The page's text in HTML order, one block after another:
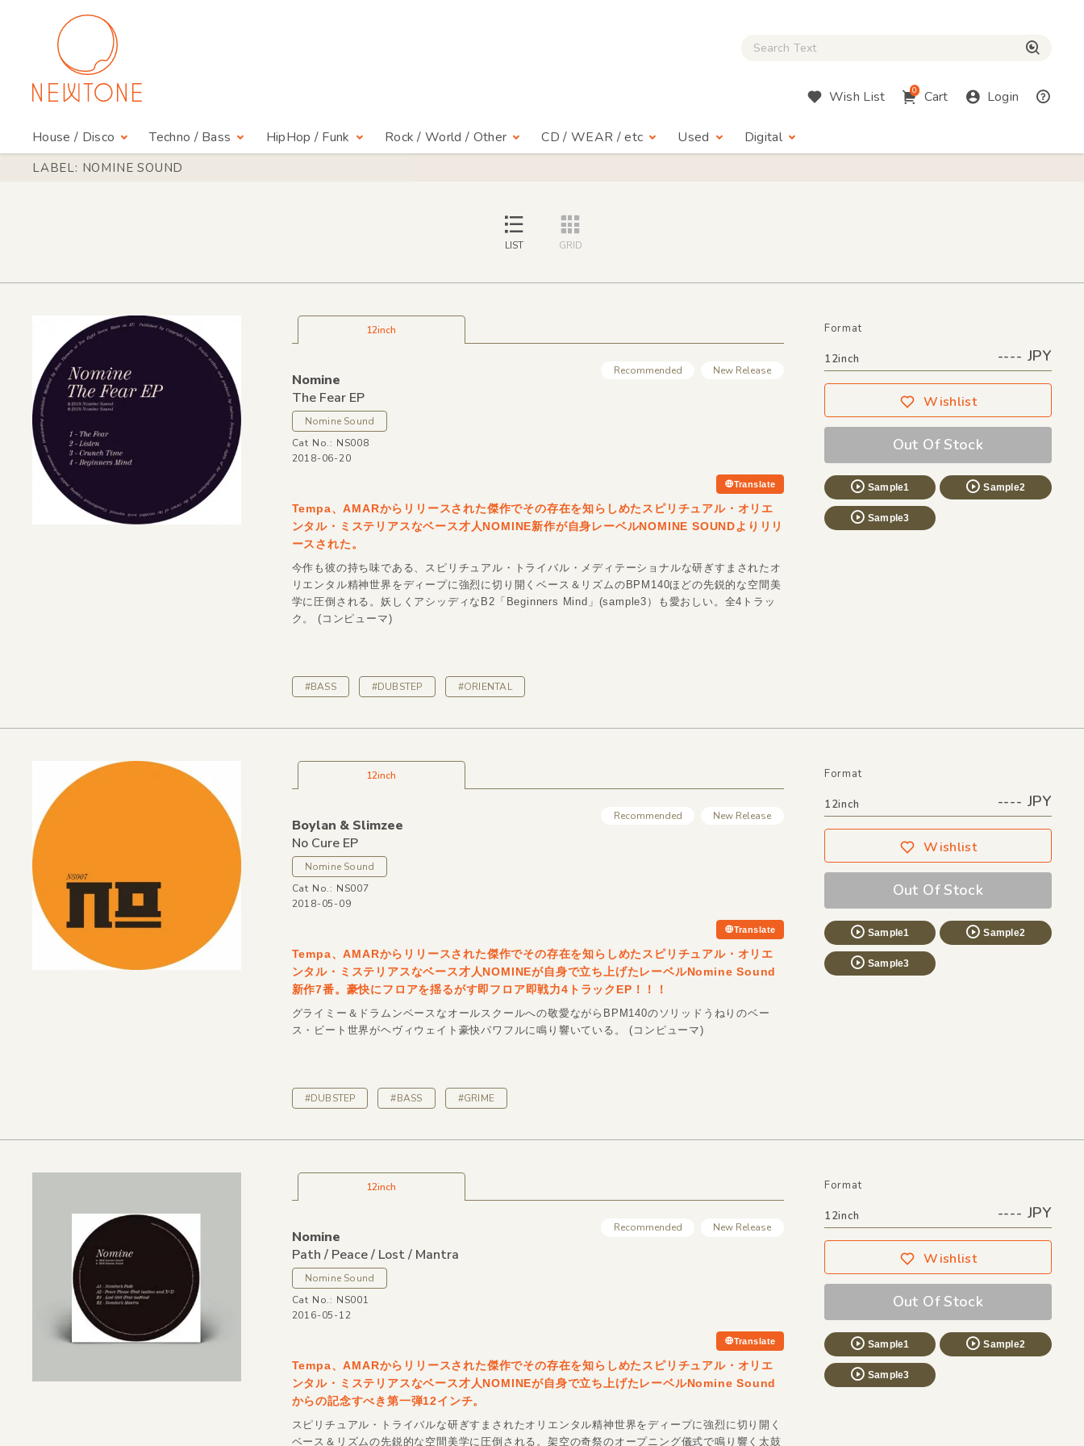
Close Search box
Wish List 0 Cart Login
House / Disco Techno / Bass HipHop / Funk Rock / World / Other CD / WEAR / etc Used Digital
LABEL: NOMINE SOUND
LIST GRID
12inch
Recommended New Release
Nomine
The Fear EP
Nomine Sound
Cat No.: NS008
2018-06-20
Translate
Format
12inch ---- JPY
Wishlist
Out Of Stock
Sample1 Sample2
Sample3
Tempa、AMARからリリースされた傑作でその存在を知らしめたスピリチュアル・オリエ
ンタル・ミステリアスなベース才人NOMINE新作が自身レーベルNOMINE SOUNDよりリリ
ースされた。
今作も彼の持ち味である、スピリチュアル・トライバル・メディテーショナルな研ぎすまされたオ
リエンタル精神世界をディープに強烈に切り開くベース＆リズムのBPM140ほどの先鋭的な空間美
学に圧倒される。妖しくアシッディなB2「Beginners Mind」(sample3）も愛おしい。全4トラッ
ク。 (コンピューマ)
#BASS #DUBSTEP #ORIENTAL
12inch
Recommended New Release
Boylan &Slimzee
No Cure EP
Nomine Sound
Cat No.: NS007
2018-05-09
Translate
Format
12inch ---- JPY
Wishlist
Out Of Stock
Sample1 Sample2
Sample3
Tempa、AMARからリリースされた傑作でその存在を知らしめたスピリチュアル・オリエ
ンタル・ミステリアスなベース才人NOMINEが自身で立ち上げたレーベルNomine Sound
新作7番。豪快にフロアを揺るがす即フロア即戦力4トラックEP！！！
グライミー＆ドラムンベースなオールスクールへの敬愛ながらBPM140のソリッドうねりのベー
ス・ビート世界がヘヴィウェイト豪快パワフルに鳴り響いている。 (コンピューマ)
#DUBSTEP #BASS #GRIME
12inch
Recommended New Release
Nomine
Path /Peace /Lost /Mantra
Nomine Sound
Cat No.: NS001
2016-05-12
Translate
Format
12inch ---- JPY
Wishlist
Out Of Stock
Sample1 Sample2
Sample3
Tempa、AMARからリリースされた傑作でその存在を知らしめたスピリチュアル・オリエ
ンタル・ミステリアスなベース才人NOMINEが自身で立ち上げたレーベルNomine Sound
からの記念すべき第一弾12インチ。
スピリチュアル・トライバルな研ぎすまされたオリエンタル精神世界をディープに強烈に切り開く
ベース＆リズムの先鋭的な空間美学に圧倒される。架空の奇祭のオープニング儀式で鳴り響く太鼓